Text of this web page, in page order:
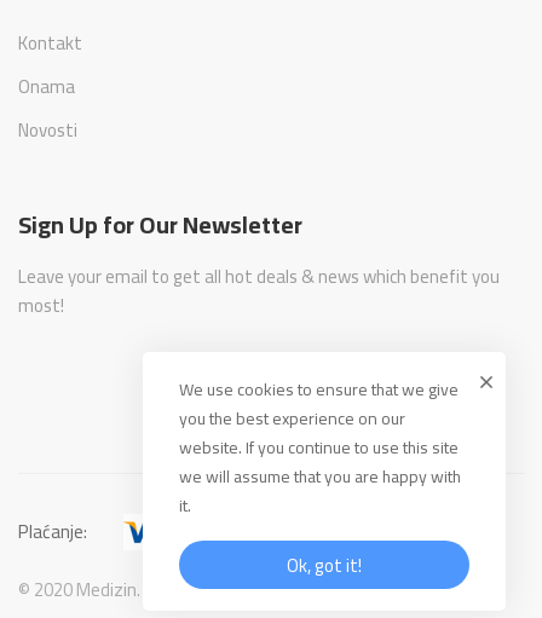
Kontakt
Onama
Novosti
Sign Up for Our Newsletter
Leave your email to get all hot deals & news which benefit you
most!
© 2020 Medizin. All Rights Reserved
Plaćanje:
We use cookies to ensure that we give
you the best experience on our
website. If you continue to use this site
we will assume that you are happy with
it.
Ok, got it!